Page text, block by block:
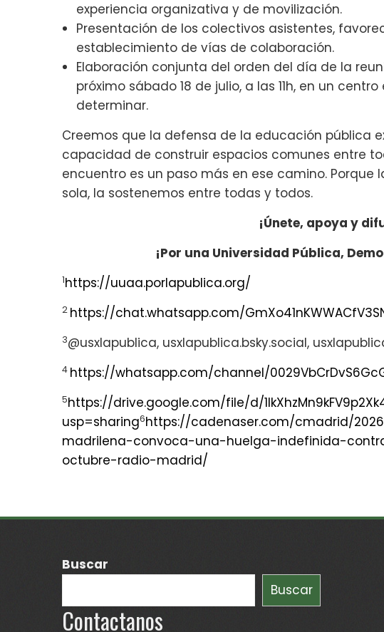
experiencia organizativa y de movilización.
Presentación de los colectivos asistentes,
establecimiento de vías de colaboración.
Elaboración conjunta del orden del día de la
próximo sábado 18 de julio, a las 11h, en un
determinar.
Creemos que la defensa de la educación pública
capacidad de construir espacios comunes entre
encuentro es un paso más en ese camino. Porque
sola, la sostenemos entre todas y todos.
¡Únete, apoya y
¡Por una Universidad Pública,
1https://uuaa.porlapublica.org/
2 https://chat.whatsapp.com/
3@usxlapublica, usxlapublica.bsky.social,
4 https://whatsapp.com/channel/
5https://drive.google.com/file/d/
usp=sharing6https://cadenaser.com/cmadrid/
madrilena-convoca-una-huelga-indefinida-
octubre-radio-madrid/
Buscar
Buscar
Contactanos